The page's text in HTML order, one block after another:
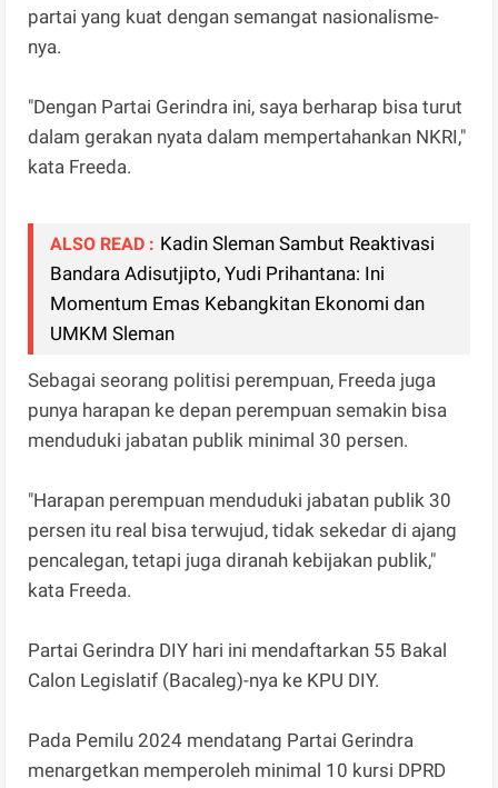
partai yang kuat dengan semangat nasionalisme-
nya.
"Dengan Partai Gerindra ini, saya berharap bisa turut
dalam gerakan nyata dalam mempertahankan NKRI,"
kata Freeda.
ALSO READ : Kadin Sleman Sambut Reaktivasi
Bandara Adisutjipto, Yudi Prihantana: Ini
Momentum Emas Kebangkitan Ekonomi dan
UMKM Sleman
Sebagai seorang politisi perempuan, Freeda juga
punya harapan ke depan perempuan semakin bisa
menduduki jabatan publik minimal 30 persen.
"Harapan perempuan menduduki jabatan publik 30
persen itu real bisa terwujud, tidak sekedar di ajang
pencalegan, tetapi juga diranah kebijakan publik,"
kata Freeda.
Partai Gerindra DIY hari ini mendaftarkan 55 Bakal
Calon Legislatif (Bacaleg)-nya ke KPU DIY.
Pada Pemilu 2024 mendatang Partai Gerindra
menargetkan memperoleh minimal 10 kursi DPRD